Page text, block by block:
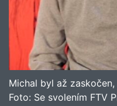
Michal byl až
Foto: Se svolením FTV